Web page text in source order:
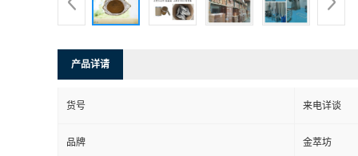
产品详请
货号 来电详谈
品牌 金萃坊